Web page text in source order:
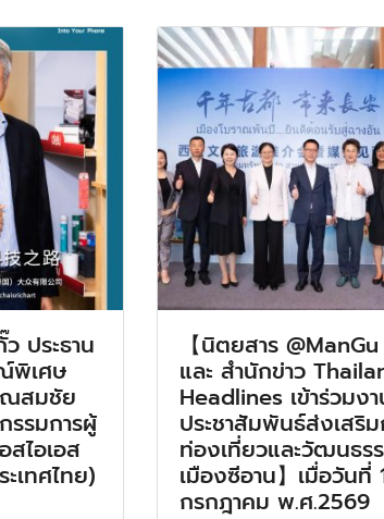
ประธาน
พิเศษ
สมชัย
รมการผู้
ไอเอส
เทศไทย)
【นิตยสาร @ManGu
และ สำนักข่าว
Headlines เข้าร่วมง
ประชาสัมพันธ์ส่งเสริม
ท่องเที่ยวและวัฒนธร
เมืองซีอาน】เมื่อวันที่
กรกฎาคม พ.ศ.2569